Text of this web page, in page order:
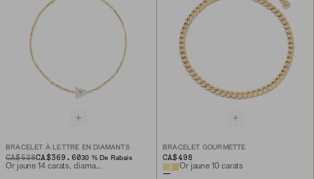
BRACELET À LETTRE EN DIAMANTS
ORIGINAL PRICE
CA$528
SALE PRICECA$369.6030 % De Rabais
Or jaune 14 carats, diamant naturel
BRACELET GOURMETTE
CA$498
Or jaune 10 carats